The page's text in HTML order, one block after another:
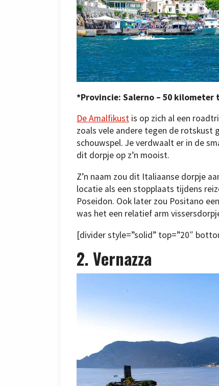
*Provincie: Salerno – 50 kilometer
De Amalfikust is op zich al een
zoals vele andere tegen de rotskust
schouwspel. Je verdwaalt er in de
dit dorpje op z’n mooist.
Z’n naam zou dit Italiaanse dorpje
locatie als een stopplaats tijdens
Poseidon. Ook later zou Positano
was het een relatief arm
[divider style=”solid” top=”20″
2. Vernazza